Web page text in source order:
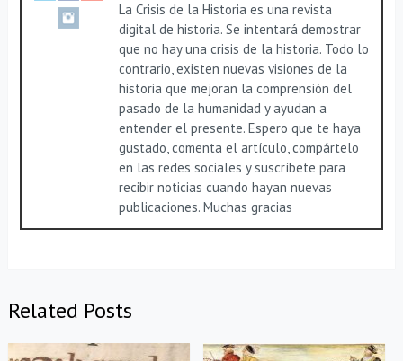
La Crisis de la Historia es una revista
digital de historia. Se intentará demostrar
que no hay una crisis de la historia. Todo lo
contrario, existen nuevas visiones de la
historia que mejoran la comprensión del
pasado de la humanidad y ayudan a
entender el presente. Espero que te haya
gustado, comenta el artículo, compártelo
en las redes sociales y suscríbete para
recibir noticias cuando hayan nuevas
publicaciones. Muchas gracias
Related Posts